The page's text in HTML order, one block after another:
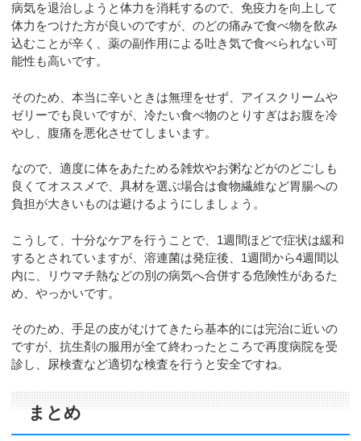
病気を退治しようと体力を消耗するので、免疫力を向上して
体力をつけた方が良いのですが、のどの痛みで食べ物を飲み
込むことが辛く、薬の副作用による吐き気で食べられない可
能性も高いです。
そのため、本当に辛いときは無理をせず、アイスクリームや
ゼリーでも良いですが、冷たい食べ物のとりすぎはお腹を冷
やし、腹痛を悪化させてしまいます。
なので、適度に体をあたためる雑炊やお粥などがのどごしも
良くてオススメで、具材を選ぶ場合は食物繊維など胃腸への
負担が大きいものは避けるようにしましょう。
こうして、十分なケアを行うことで、1週間ほどで症状は緩和
するとされていますが、溶連菌は発症後、1週間から4週間以
内に、リウマチ熱などの別の病気へ合併する危険性があるた
め、やっかいです。
そのため、手足の皮がむけてきたら基本的には完治に近いの
ですが、抗生剤の服用が全て終わったところで再度病院を受
診し、尿検査など適切な検査を行うと安全ですね。
まとめ